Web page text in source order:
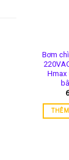
Bơm
Hmax